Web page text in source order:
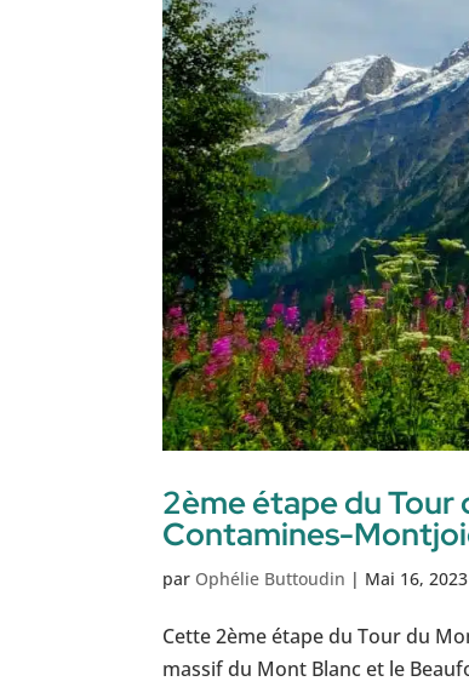
2ème étape du Tour
Contamines-
par Ophélie Buttoudin | Mai 16, 2023
Cette 2ème étape du Tour du
massif du Mont Blanc et le